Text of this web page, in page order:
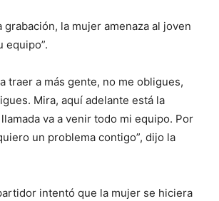
grabación, la mujer amenaza al joven
equipo”.
traer a más gente, no me obligues,
Mira, aquí adelante está la
va a venir todo mi equipo. Por
un problema contigo”, dijo la
intentó que la mujer se hiciera